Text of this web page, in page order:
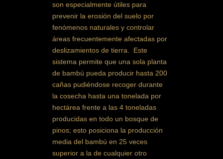
son especialmente útiles para
prevenir la erosión del suelo por
fenómenos naturales y controlar
áreas frecuentemente afectadas por
deslizamientos de tierra. Este
sistema permite que una sola planta
de bambú pueda producir hasta 200
cañas pudiéndose recoger durante
la cosecha hasta una tonelada por
hectárea frente a las 4 toneladas
producidas en todo un bosque de
pinos; esto posiciona la producción
media del bambú en 25 veces
superior a la de cualquier otro